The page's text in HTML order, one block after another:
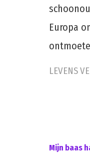
Europa
LEVENS
Mijn baas